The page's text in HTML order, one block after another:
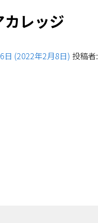
レッジ
日 (2022年2月8日) 投稿
ーション